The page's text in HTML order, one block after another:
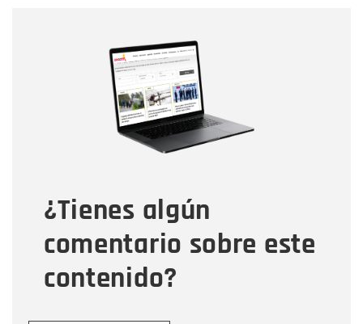
¿Tienes algún
comentario sobre este
contenido?
Correo electrónico
Tipo de comentario
Mensaje